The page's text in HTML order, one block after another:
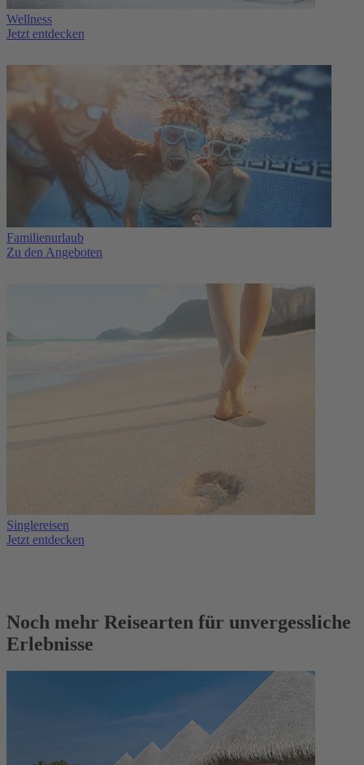
Wellness
Jetzt entdecken
Familienurlaub
Zu den Angeboten
Singlereisen
Jetzt entdecken
Noch mehr Reisearten für unvergessliche
Erlebnisse